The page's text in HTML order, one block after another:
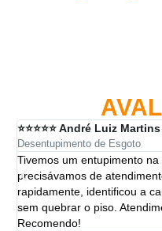
⭐⭐⭐⭐⭐ André Luiz
Desentupimento de Esgoto
Tivemos um entupimento
precisávamos de
rapidamente, identificou a
sem quebrar o piso.
Recomendo!